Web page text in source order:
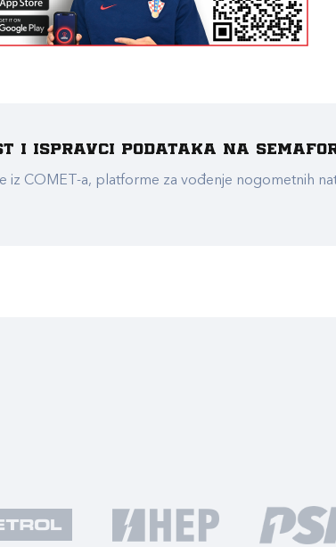
ispravci podataka na
iz COMET-a, platforme za vođenje nogometnih